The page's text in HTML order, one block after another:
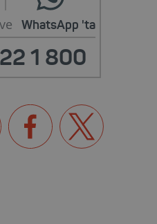
ve WhatsApp 'ta
1 800